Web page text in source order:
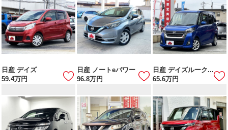
日産 デイズ
59.4万円
日産 ノートeパワー
96.8万円
日産 デイズルーク...
65.6万円